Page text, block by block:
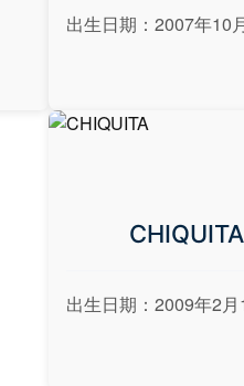
出生日期：2007年10
CHIQUITA
出生日期：2009年2月